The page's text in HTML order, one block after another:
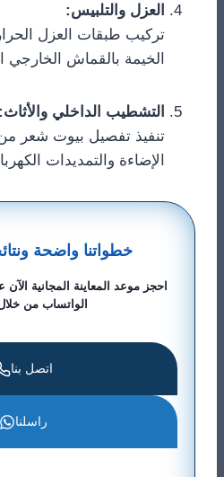
​العزل والتلبيس:
تركيب طبقات العزل
الخيمة بالقماش الخارجي
​التشطيب الداخلي والأثاث:
تنفيذ تفصيل بيوت شعر
الإضاءة والتمديدات
خطواتنا واضحة
احجز موعد المعاينة المجانية الآن
الواتساب من
اتصل بنا
راسلنا